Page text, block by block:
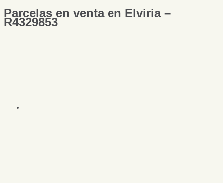
Parcelas en venta en Elviria –
R4329853